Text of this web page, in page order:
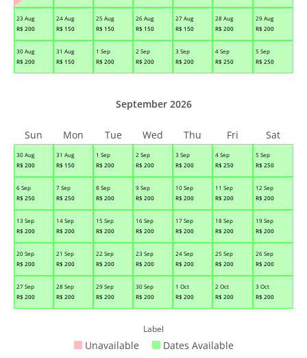
23 Aug
R$ 200
24 Aug
R$ 150
25 Aug
R$ 150
26 Aug
R$ 150
27 Aug
R$ 150
28 Aug
R$ 200
29 Aug
R$ 200
30 Aug
R$ 200
31 Aug
R$ 150
1 Sep
R$ 200
2 Sep
R$ 200
3 Sep
R$ 200
4 Sep
R$ 250
5 Sep
R$ 250
30 Aug
R$ 200
31 Aug
R$ 150
1 Sep
R$ 200
2 Sep
R$ 200
3 Sep
R$ 200
4 Sep
R$ 250
5 Sep
R$ 250
6 Sep
R$ 250
7 Sep
R$ 250
8 Sep
R$ 200
9 Sep
R$ 200
10 Sep
R$ 200
11 Sep
R$ 200
12 Sep
R$ 200
13 Sep
R$ 200
14 Sep
R$ 200
15 Sep
R$ 200
16 Sep
R$ 200
17 Sep
R$ 200
18 Sep
R$ 200
19 Sep
R$ 200
20 Sep
R$ 200
21 Sep
R$ 200
22 Sep
R$ 200
23 Sep
R$ 200
24 Sep
R$ 200
25 Sep
R$ 200
26 Sep
R$ 200
27 Sep
R$ 200
28 Sep
R$ 200
29 Sep
R$ 200
30 Sep
R$ 200
1 Oct
R$ 200
2 Oct
R$ 200
3 Oct
R$ 200
September 2026
Sun Mon Tue Wed Thu Fri Sat
Label
Unavailable Dates Available